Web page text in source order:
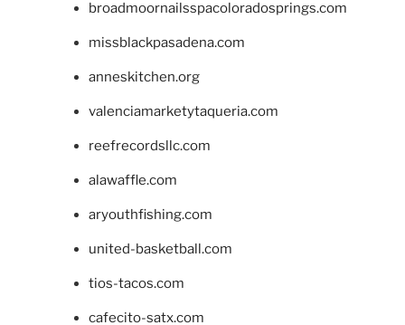
broadmoornailsspacoloradosprings.com
missblackpasadena.com
anneskitchen.org
valenciamarketytaqueria.com
reefrecordsllc.com
alawaffle.com
aryouthfishing.com
united-basketball.com
tios-tacos.com
cafecito-satx.com